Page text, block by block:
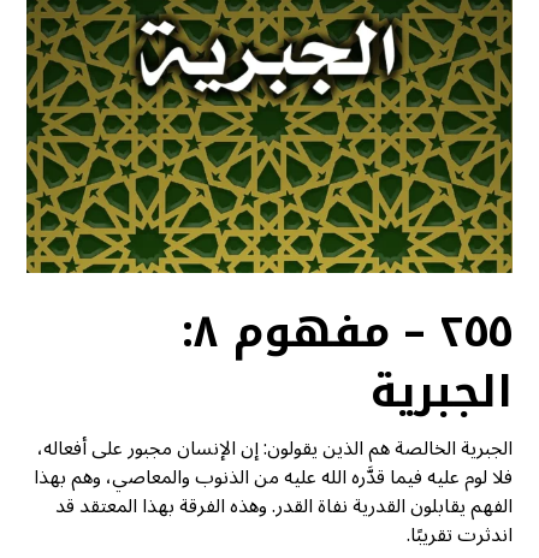
٢٥٥ – مفهوم ٨:
الجبرية
الجبرية الخالصة هم الذين يقولون: إن الإنسان مجبور على أفعاله،
فلا لوم عليه فيما قدَّره الله عليه من الذنوب والمعاصي، وهم بهذا
الفهم يقابلون القدرية نفاة القدر. وهذه الفرقة بهذا المعتقد قد
اندثرت تقريبًا.